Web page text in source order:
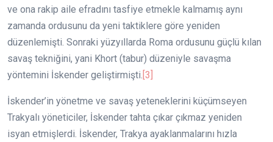
ve ona rakip aile efradını tasfiye etmekle kalmamış aynı
zamanda ordusunu da yeni taktiklere göre yeniden
düzenlemişti. Sonraki yüzyıllarda Roma ordusunu güçlü kılan
savaş tekniğini, yani Khort (tabur) düzeniyle savaşma
yöntemini İskender geliştirmişti. [3]
İskender’in yönetme ve savaş yeteneklerini küçümseyen
Trakyalı yöneticiler, İskender tahta çıkar çıkmaz yeniden
isyan etmişlerdi. İskender, Trakya ayaklanmalarını hızla